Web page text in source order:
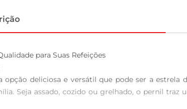
para Suas Refeições
deliciosa e versátil que pode ser a
Seja assado, cozido ou grelhado, o pernil